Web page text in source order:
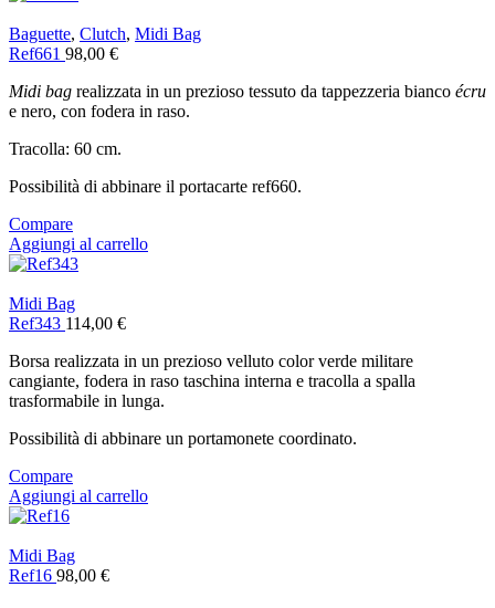
Baguette, Clutch, Midi Bag
Ref661 98,00 €
Midi bag realizzata in un prezioso tessuto da tappezzeria bianco écru
e nero, con fodera in raso.
Tracolla: 60 cm.
Possibilità di abbinare il portacarte ref660.
Compare
Aggiungi al carrello
Midi Bag
Ref343 114,00 €
Borsa realizzata in un prezioso velluto color verde militare
cangiante, fodera in raso taschina interna e tracolla a spalla
trasformabile in lunga.
Possibilità di abbinare un portamonete coordinato.
Compare
Aggiungi al carrello
Midi Bag
Ref16 98,00 €